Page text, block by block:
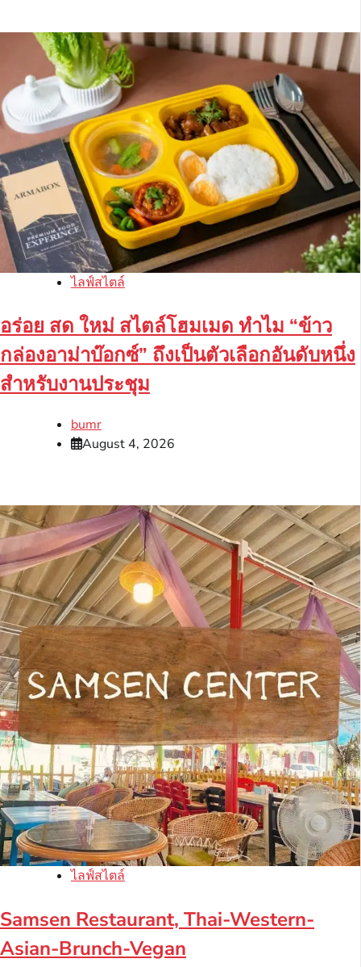
ไลฟ์สไตล์
อร่อย สด ใหม่ สไตล์โฮมเมด ทำไม “ข้าว
กล่องอาม่าบ๊อกซ์” ถึงเป็นตัวเลือกอันดับหนึ่ง
สำหรับงานประชุม
bumr
August 4, 2026
ไลฟ์สไตล์
Samsen Restaurant, Thai-Western-
Asian-Brunch-Vegan